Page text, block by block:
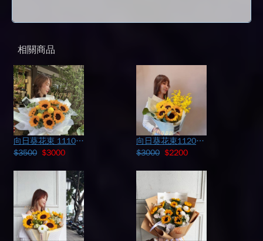
相關商品
向日葵花束 111052121
$3500 $3000
向日葵花束112060612
$3000 $2200